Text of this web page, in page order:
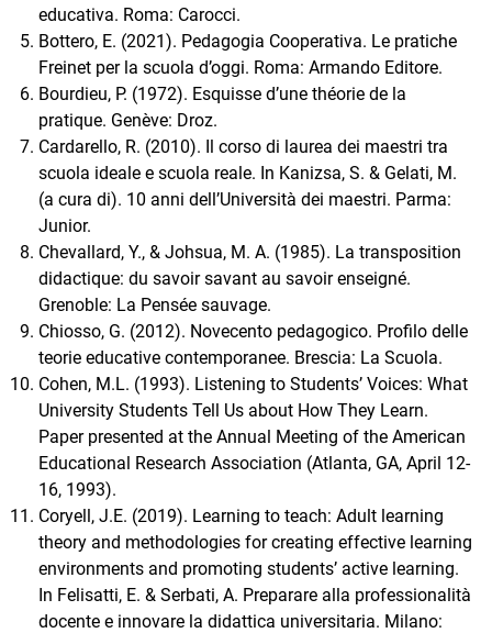
educativa. Roma: Carocci.
Bottero, E. (2021). Pedagogia Cooperativa. Le pratiche
Freinet per la scuola d’oggi. Roma: Armando Editore.
Bourdieu, P. (1972). Esquisse d’une théorie de la
pratique. Genève: Droz.
Cardarello, R. (2010). Il corso di laurea dei maestri tra
scuola ideale e scuola reale. In Kanizsa, S. & Gelati, M.
(a cura di). 10 anni dell’Università dei maestri. Parma:
Junior.
Chevallard, Y., & Johsua, M. A. (1985). La transposition
didactique: du savoir savant au savoir enseigné.
Grenoble: La Pensée sauvage.
Chiosso, G. (2012). Novecento pedagogico. Profilo delle
teorie educative contemporanee. Brescia: La Scuola.
Cohen, M.L. (1993). Listening to Students’ Voices: What
University Students Tell Us about How They Learn.
Paper presented at the Annual Meeting of the American
Educational Research Association (Atlanta, GA, April 12-
16, 1993).
Coryell, J.E. (2019). Learning to teach: Adult learning
theory and methodologies for creating effective learning
environments and promoting students’ active learning.
In Felisatti, E. & Serbati, A. Preparare alla professionalità
docente e innovare la didattica universitaria. Milano: